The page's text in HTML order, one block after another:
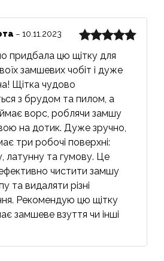
Оцінено в
5з 5
– 10.11.2023
придбала цю щітку для
замшевих чобіт і дуже
Щітка чудово
з брудом та пилом, а
ворс, роблячи замшу
на дотик. Дуже зручно,
три робочі поверхні:
латунну та гумову. Це
чистити замшу
та видаляти різні
Рекомендую цю щітку
замшеве взуття чи інші